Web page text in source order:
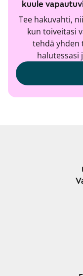
kuule
Tee hakuvahti,
kun toiveitasi
tehdä yhden
halutessasi